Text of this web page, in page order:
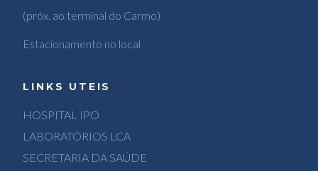
(próx. ao terminal do Carmo)
Estacionamento no local
LINKS UTEIS
HOSPITAL IPO
LABORATÓRIOS LCA
SECRETARIA DA SAÚDE